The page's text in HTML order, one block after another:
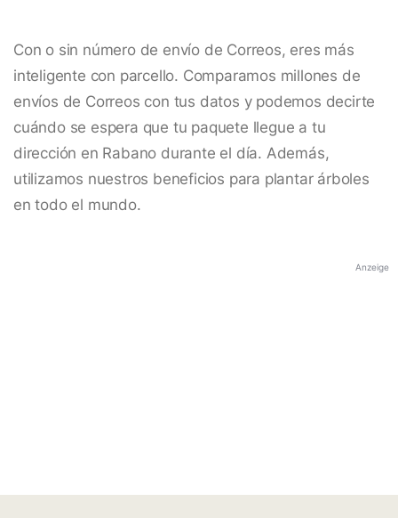
Con o sin número de envío de Correos, eres más
inteligente con parcello. Comparamos millones de
envíos de Correos con tus datos y podemos decirte
cuándo se espera que tu paquete llegue a tu
dirección en Rabano durante el día. Además,
utilizamos nuestros beneficios para plantar árboles
en todo el mundo.
Anzeige